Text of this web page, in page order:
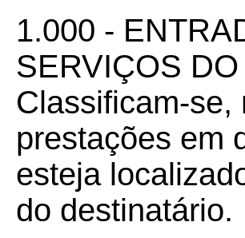
1.000 -
SERVIÇOS
Classificam-se,
prestações em
esteja
do destinatário.